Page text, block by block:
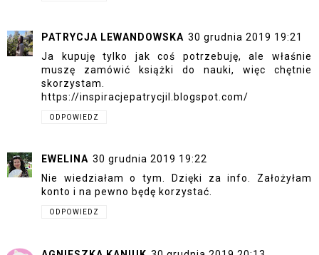
PATRYCJA LEWANDOWSKA 30 grudnia 2019 19:21
Ja kupuję tylko jak coś potrzebuję, ale właśnie
muszę zamówić książki do nauki, więc chętnie
skorzystam.
https://inspiracjepatrycjil.blogspot.com/
ODPOWIEDZ
EWELINA 30 grudnia 2019 19:22
Nie wiedziałam o tym. Dzięki za info. Założyłam
konto i na pewno będę korzystać.
ODPOWIEDZ